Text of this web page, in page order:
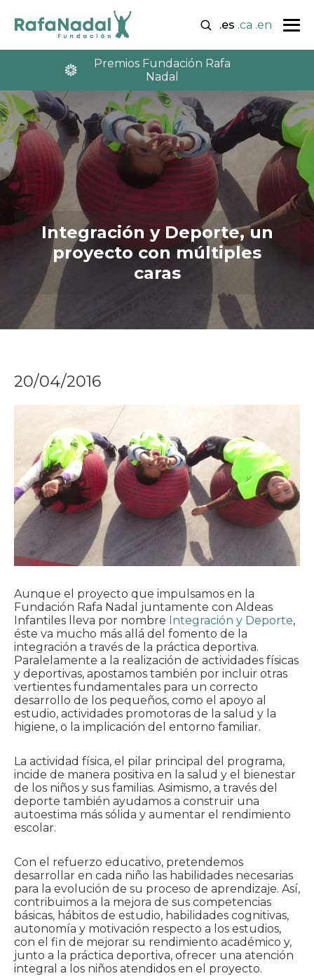
.es .ca .en
Premios Fundación Rafa
Nadal
Integración y Deporte, un
proyecto con múltiples
caras
20/04/2016
Aunque el proyecto que impulsamos en la
Fundación Rafa Nadal juntamente con Aldeas
Infantiles lleva por nombre Integración y Deporte,
éste va mucho más allá del fomento de la
integración a través de la práctica deportiva.
Paralelamente a la realización de actividades físicas
y deportivas, apostamos también por incluir otras
vertientes fundamentales para un correcto
desarrollo de los pequeños, como el apoyo al
estudio, actividades promotoras de la salud y la
higiene, o la implicación del entorno familiar.
La actividad física, el pilar principal del programa,
incide de manera positiva en la salud y el bienestar
de los niños y sus familias. Asimismo, a través del
deporte también ayudamos a construir una
autoestima más sólida y aumentar el rendimiento
escolar.
Con el refuerzo educativo, pretendemos
desarrollar en cada niño las habilidades necesarias
para la evolución de su proceso de aprendizaje. Así,
contribuimos a la mejora de sus competencias
básicas, hábitos de estudio, habilidades cognitivas,
autonomía y motivación respecto a los estudios,
con el fin de mejorar su rendimiento académico y,
junto a la práctica deportiva, ofrecer una atención
integral a los niños atendidos en el proyecto.